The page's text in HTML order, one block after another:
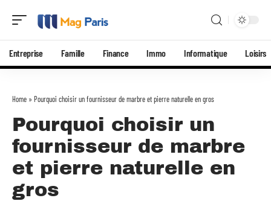
Entreprise Famille Finance Immo Informatique Loisirs
Home » Pourquoi choisir un fournisseur de marbre et pierre naturelle en gros
Pourquoi choisir un
fournisseur de marbre
et pierre naturelle en
gros